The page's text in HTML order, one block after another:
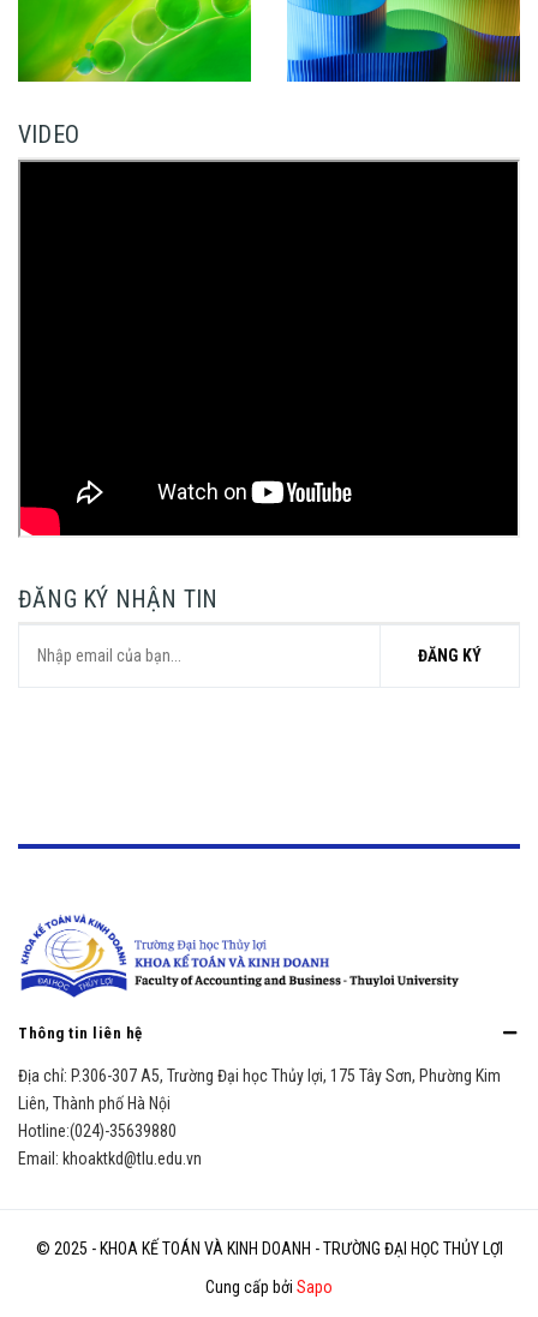
VIDEO
ĐĂNG KÝ NHẬN TIN
ĐĂNG KÝ
Thông tin liên hệ
Địa chỉ: P.306-307 A5, Trường Đại học Thủy lợi, 175 Tây Sơn, Phường Kim
Liên, Thành phố Hà Nội
Hotline:(024)-35639880
Email: khoaktkd@tlu.edu.vn
© 2025 - KHOA KẾ TOÁN VÀ KINH DOANH - TRƯỜNG ĐẠI HỌC THỦY LỢI
Cung cấp bởi Sapo